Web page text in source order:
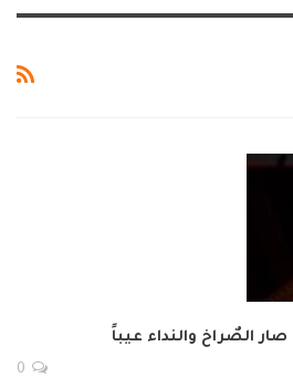
الصٌراخ والنداء عيباً